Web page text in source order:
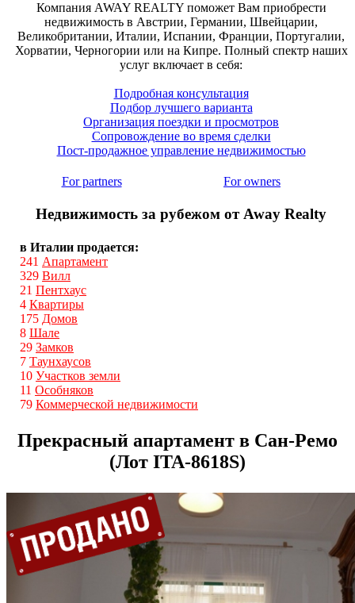
Компания AWAY REALTY поможет Вам приобрести
недвижимость в Австрии, Германии, Швейцарии,
Великобритании, Италии, Испании, Франции, Португалии,
Хорватии, Черногории или на Кипре. Полный спектр наших
услуг включает в себя:
Подробная консультация
Подбор лучшего варианта
Организация поездки и просмотров
Сопровождение во время сделки
Пост-продажное управление недвижимостью
For partners For owners
Недвижимость за рубежом от Away Realty
в Италии продается:
241 Апартамент
329 Вилл
21 Пентхаус
4 Квартиры
175 Домов
8 Шале
29 Замков
7 Таунхаусов
10 Участков земли
11 Особняков
79 Коммерческой недвижимости
Прекрасный апартамент в Сан-Ремо
(Лот ITA-8618S)